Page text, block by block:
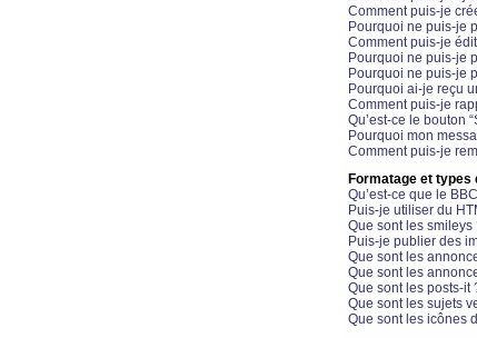
Comment puis-je
Pourquoi ne puis-je
Comment puis-je
Pourquoi ne puis-je
Pourquoi ne puis-je
Pourquoi ai-je reçu
Comment puis-je
Qu’est-ce le bouton
Pourquoi mon
Comment puis-je
Formatage et types
Qu’est-ce que le
Puis-je utiliser du
Que sont les smileys
Puis-je publier des
Que sont les
Que sont les
Que sont les posts-it
Que sont les sujets
Que sont les icônes